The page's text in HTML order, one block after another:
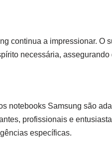
continua a impressionar. O
necessária,
notebooks Samsung são
profissionais e
específicas.